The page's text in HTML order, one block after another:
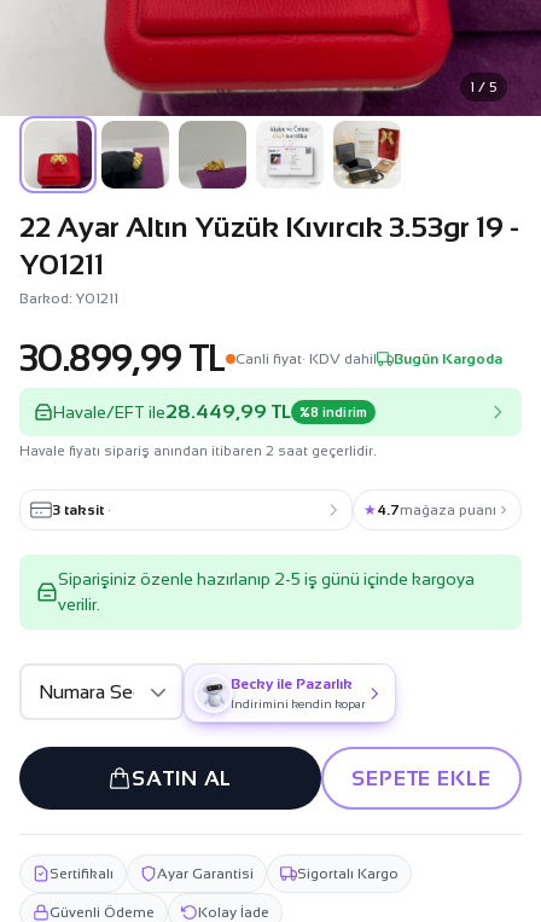
1 / 5
22 Ayar Altın Yüzük Kıvırcık 3.53gr 19 -
Y01211
Barkod: Y01211
30.899,99 TL Canli fiyat· KDV dahil Bugün Kargoda
Havale/EFT ile28.449,99 TL %8 indirim
Havale fiyatı sipariş anından itibaren 2 saat geçerlidir.
3 taksit · ★4.7mağaza puanı
Siparişiniz özenle hazırlanıp 2-5 iş günü içinde kargoya
verilir.
Becky ile Pazarlık
İndirimini kendin kopar
SATIN AL SEPETE EKLE
Sertifikalı Ayar Garantisi Sigortalı Kargo
Güvenli Ödeme Kolay İade